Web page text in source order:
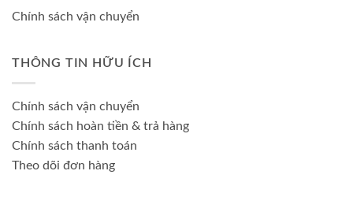
Chính sách vận chuyển
THÔNG TIN HỮU ÍCH
Chính sách vận chuyển
Chính sách hoàn tiền & trả hàng
Chính sách thanh toán
Theo dõi đơn hàng